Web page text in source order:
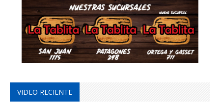
VIDEO RECIENTE